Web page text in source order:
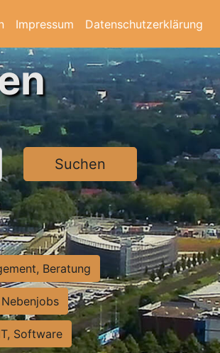
Impressum Datenschutzerklärung
Suchen
Beratung
Software